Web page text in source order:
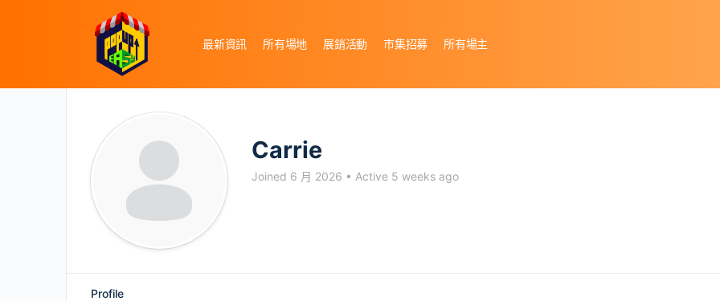
最新資訊 所有場地 展銷活動 市集招募 所有場主
Carrie
Joined 6 月 2026 • Active 5 weeks ago
Profile